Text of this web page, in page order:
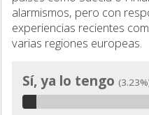
alarmismos, pero con
experiencias recientes
varias regiones europeas.
Sí, ya lo tengo